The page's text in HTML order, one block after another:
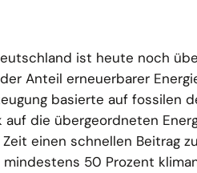
ist heute noch
Anteil erneuerbarer
basierte auf fossilen
auf die übergeordneten
einen schnellen Beitrag
50 Prozent